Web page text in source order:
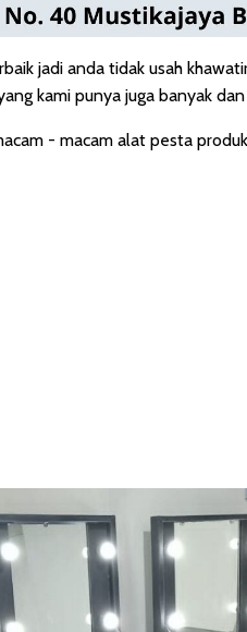
jadi anda tidak usah
kami punya juga banyak
- macam alat pesta